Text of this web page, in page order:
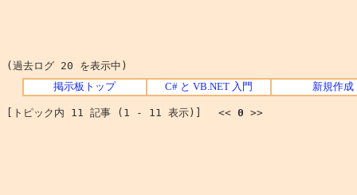
(過去ログ 20 を表示中)
掲示板トップ C# と VB.NET 入門 新規作成
[トピック内 11 記事 (1 - 11 表示)] << 0 >>